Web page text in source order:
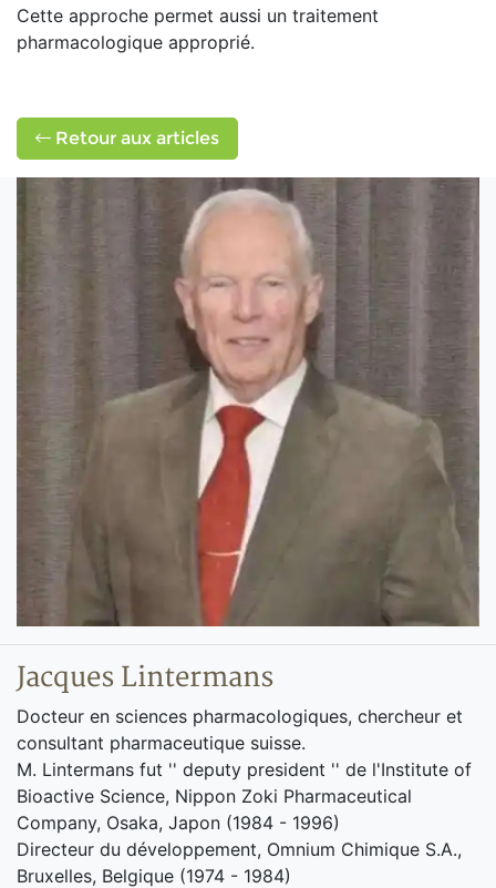
Cette approche permet aussi un traitement
pharmacologique approprié.
Retour aux articles
Jacques Lintermans
Docteur en sciences pharmacologiques, chercheur et
consultant pharmaceutique suisse.
M. Lintermans fut '' deputy president '' de l'Institute of
Bioactive Science, Nippon Zoki Pharmaceutical
Company, Osaka, Japon (1984 - 1996)
Directeur du développement, Omnium Chimique S.A.,
Bruxelles, Belgique (1974 - 1984)